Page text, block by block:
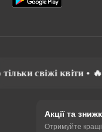
• 🔥 Доставка
Акції та
Отримуйте